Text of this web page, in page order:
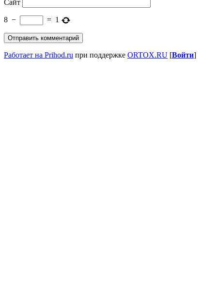
Сайт
8 − = 1
Работает на Prihod.ru при поддержке ORTOX.RU [Войти]